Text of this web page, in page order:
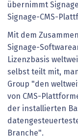
übernimmt
Signage-CMS-
Mit dem
Signage-
Lizenzbasis
selbst teilt mit,
Group "den
von CMS-
der installierten
Branche".